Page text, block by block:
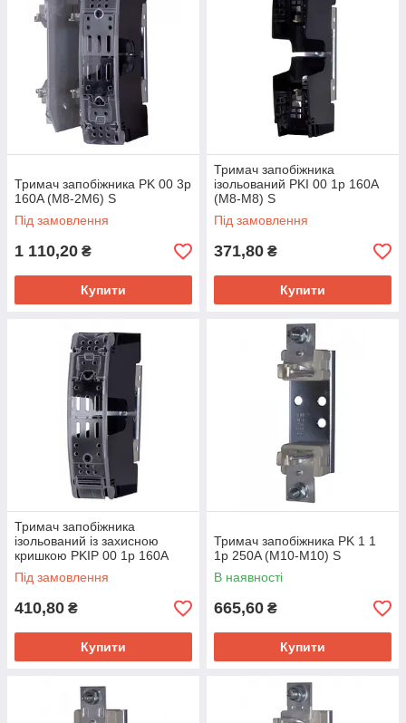
Тримач запобіжника PK 00 3p
160A (M8-2M6) S
Під замовлення
1 110,20 ₴
Купити
Тримач запобіжника
ізольований PKI 00 1p 160A
(M8-M8) S
Під замовлення
371,80 ₴
Купити
Тримач запобіжника
ізольований із захисною
кришкою PKIP 00 1p 160A
(M8-M8) S
Під замовлення
410,80 ₴
Купити
Тримач запобіжника PK 1 1
1p 250A (M10-M10) S
В наявності
665,60 ₴
Купити